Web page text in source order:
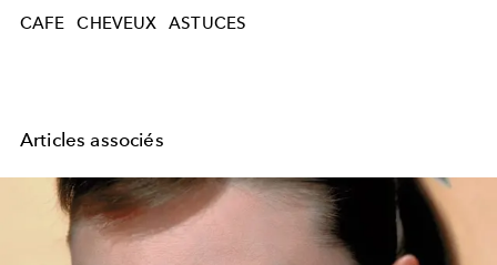
CAFE
CHEVEUX ASTUCES
Articles associés